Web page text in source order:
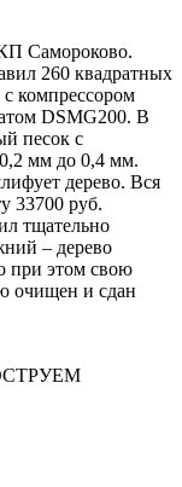
Самороково.
260 квадратных
компрессором
DSMG200. В
песок с
мм до 0,4 мм.
дерево. Вся
33700 руб.
тщательно
– дерево
при этом свою
очищен и сдан